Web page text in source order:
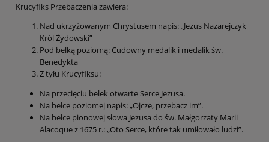
Krucyfiks Przebaczenia zawiera:
Nad ukrzyżowanym Chrystusem napis: „Jezus Nazarejczyk
Król Żydowski”
Pod belką poziomą: Cudowny medalik i medalik św.
Benedykta
Z tyłu Krucyfiksu:
Na przecięciu belek otwarte Serce Jezusa.
Na belce poziomej napis: „Ojcze, przebacz im”.
Na belce pionowej słowa Jezusa do św. Małgorzaty Marii
Alacoque z 1675 r.: „Oto Serce, które tak umiłowało ludzi”.